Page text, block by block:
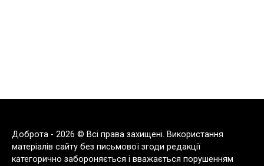
Доброта - 2026 © Всі права захищені. Використання
матеріалів сайту без письмової згоди редакції
категорично забороняється і вважається порушенням